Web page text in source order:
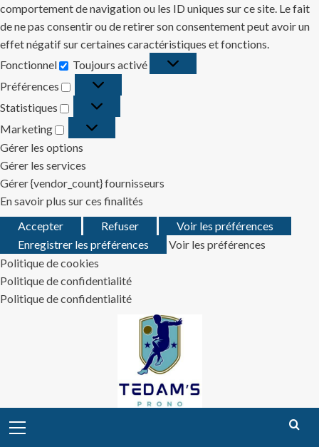
comportement de navigation ou les ID uniques sur ce site. Le fait
de ne pas consentir ou de retirer son consentement peut avoir un
effet négatif sur certaines caractéristiques et fonctions.
Fonctionnel
Fonctionnel
Toujours activé
Préférences
Préférences
Statistiques
Statistiques
Marketing
Marketing
Gérer les options
Gérer les services
Gérer {vendor_count} fournisseurs
En savoir plus sur ces finalités
Accepter
Refuser
Voir les préférences
Enregistrer les préférences
Voir les préférences
Politique de cookies
Politique de confidentialité
Politique de confidentialité
Menu